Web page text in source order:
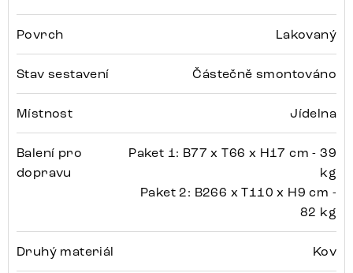
Povrch Lakovaný
Stav sestavení Částečně smontováno
Místnost Jídelna
Balení pro
dopravu
Paket 1: B77 x T66 x H17 cm - 39
kg
Paket 2: B266 x T110 x H9 cm -
82 kg
Druhý materiál Kov